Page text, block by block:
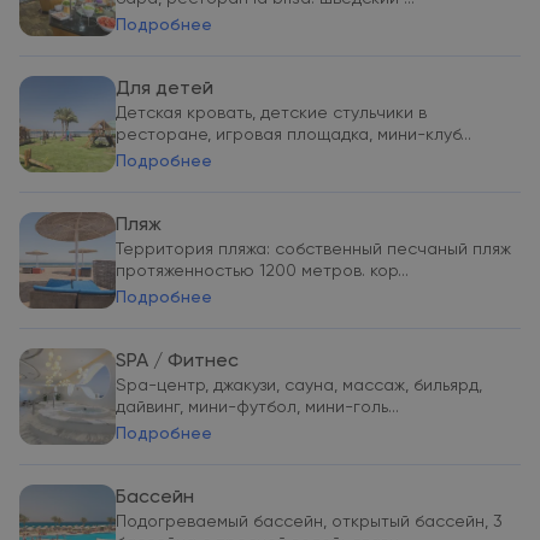
Подробнее
Для детей
Детская кровать, детские стульчики в
ресторане, игровая площадка, мини-клуб...
Подробнее
Пляж
Территория пляжа: собственный песчаный пляж
протяженностью 1200 метров. кор...
Подробнее
SPA / Фитнес
Spa-центр, джакузи, сауна, массаж, бильярд,
дайвинг, мини-футбол, мини-голь...
Подробнее
Бассейн
Подогреваемый бассейн, открытый бассейн, 3